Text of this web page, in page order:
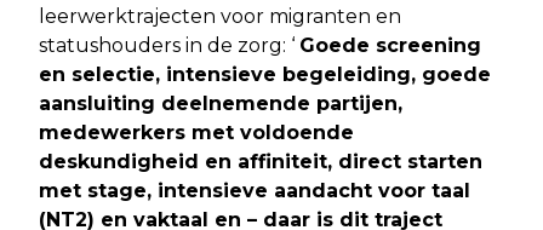
leerwerktrajecten voor migranten en
statushouders in de zorg: ‘ Goede screening
en selectie, intensieve begeleiding, goede
aansluiting deelnemende partijen,
medewerkers met voldoende
deskundigheid en affiniteit, direct starten
met stage, intensieve aandacht voor taal
(NT2) en vaktaal en – daar is dit traject